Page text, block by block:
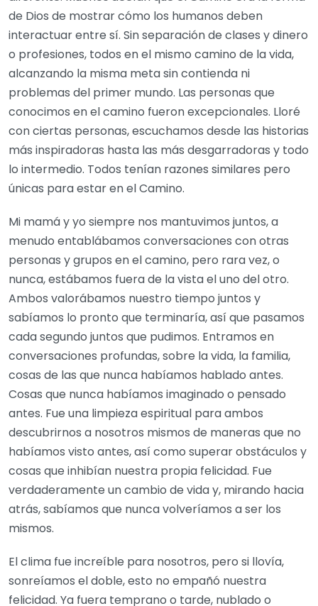
de Dios de mostrar cómo los humanos deben
interactuar entre sí. Sin separación de clases y dinero
o profesiones, todos en el mismo camino de la vida,
alcanzando la misma meta sin contienda ni
problemas del primer mundo. Las personas que
conocimos en el camino fueron excepcionales. Lloré
con ciertas personas, escuchamos desde las historias
más inspiradoras hasta las más desgarradoras y todo
lo intermedio. Todos tenían razones similares pero
únicas para estar en el Camino.
Mi mamá y yo siempre nos mantuvimos juntos, a
menudo entablábamos conversaciones con otras
personas y grupos en el camino, pero rara vez, o
nunca, estábamos fuera de la vista el uno del otro.
Ambos valorábamos nuestro tiempo juntos y
sabíamos lo pronto que terminaría, así que pasamos
cada segundo juntos que pudimos. Entramos en
conversaciones profundas, sobre la vida, la familia,
cosas de las que nunca habíamos hablado antes.
Cosas que nunca habíamos imaginado o pensado
antes. Fue una limpieza espiritual para ambos
descubrirnos a nosotros mismos de maneras que no
habíamos visto antes, así como superar obstáculos y
cosas que inhibían nuestra propia felicidad. Fue
verdaderamente un cambio de vida y, mirando hacia
atrás, sabíamos que nunca volveríamos a ser los
mismos.
El clima fue increíble para nosotros, pero si llovía,
sonreíamos el doble, esto no empañó nuestra
felicidad. Ya fuera temprano o tarde, nublado o